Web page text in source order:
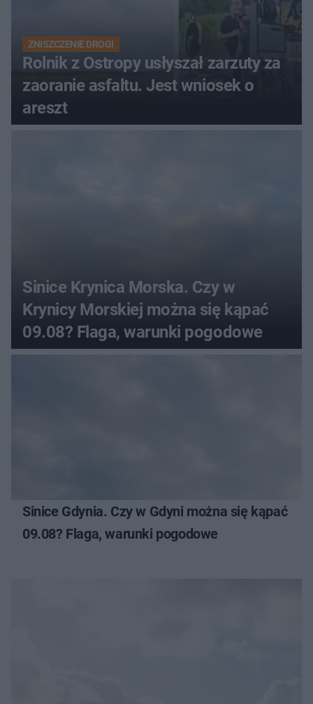
ZNISZCZENIE DROGI
Rolnik z Ostropy usłyszał zarzuty za
zaoranie asfaltu. Jest wniosek o
areszt
Sinice Krynica Morska. Czy w
Krynicy Morskiej można się kąpać
09.08? Flaga, warunki pogodowe
Sinice Gdynia. Czy w Gdyni można się kąpać
09.08? Flaga, warunki pogodowe